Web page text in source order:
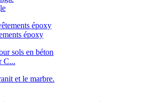
époxy
C...